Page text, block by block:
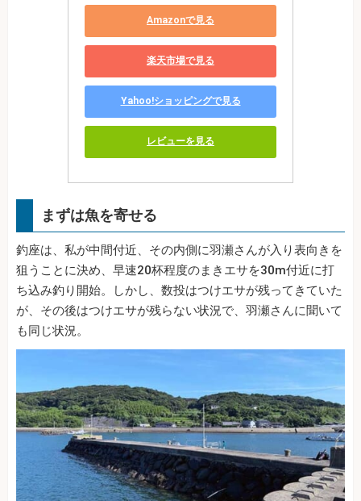
Amazonで見る
楽天市場で見る
Yahoo!ショッピングで見る
レビューを見る
まずは魚を寄せる
釣座は、私が中間付近、その内側に羽瀬さんが入り表向きを
狙うことに決め、早速20杯程度のまきエサを30m付近に打
ち込み釣り開始。しかし、数投はつけエサが残ってきていた
が、その後はつけエサが残らない状況で、羽瀬さんに聞いて
も同じ状況。